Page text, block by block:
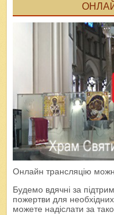
Онлайн трансляцію
Будемо вдячні за
пожертви для
можете надіслати за